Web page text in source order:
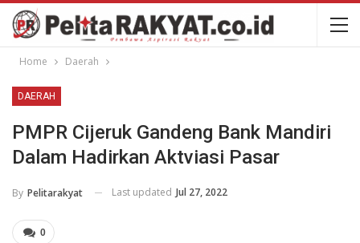
Home Daerah
DAERAH
PMPR Cijeruk Gandeng Bank Mandiri
Dalam Hadirkan Aktviasi Pasar
By Pelitarakyat Last updated Jul 27, 2022
0